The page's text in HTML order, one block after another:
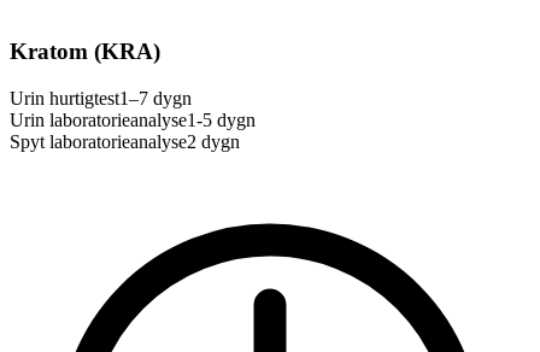
Kratom (KRA)
Urin hurtigtest1–7 dygn
Urin laboratorieanalyse1-5 dygn
Spyt laboratorieanalyse2 dygn